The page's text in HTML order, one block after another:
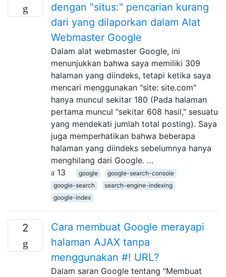
dengan "situs:" pencarian kurang
dari yang dilaporkan dalam Alat
Webmaster Google
Dalam alat webmaster Google, ini
menunjukkan bahwa saya memiliki 309
halaman yang diindeks, tetapi ketika saya
mencari menggunakan "site: site.com"
hanya muncul sekitar 180 (Pada halaman
pertama muncul "sekitar 608 hasil," sesuatu
yang mendekati jumlah total posting). Saya
juga memperhatikan bahwa beberapa
halaman yang diindeks sebelumnya hanya
menghilang dari Google. …
13
google
google-search-console
google-search
search-engine-indexing
google-index
2
Cara membuat Google merayapi
halaman AJAX tanpa
menggunakan #! URL?
Dalam saran Google tentang "Membuat